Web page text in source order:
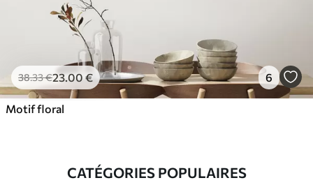
38.33€23.00 € 6
Motif floral
CATÉGORIES POPULAIRES